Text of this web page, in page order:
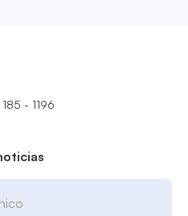
- 1196